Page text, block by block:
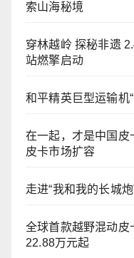
索山海秘境
穿林越岭 探秘非遗
站燃擎启动
和平精英巨型运输机
在一起，才是中国皮
皮卡市场扩容
走进“我和我的长城
全球首款越野混动皮
22.88万元起